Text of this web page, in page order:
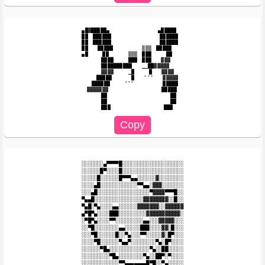
▄█▓█████▄　　　　　　　　　　▄█████
██　　█████　　　　　　▒▒▒　█████
▄█　　　██　　　　▒▒▒　███　　　██
████　　　███　███　　▓▓▓
██████████　　__██▓▓▓▓▓
▓▓▓▓　　　_█　　　█　　▓▓▓▓
█████　　　　█　　¯¯¯　　▓▓▓▓▓
██████　　　¯¯¯　　　　　　█████
▓▓▓▓▓▓▓　　　　　　　　　　　█████
░░░░░░░▄▀▀▀▀█░░░░░░░░░░░░░░░░░░░░
░░░░░░█▀░░░░█░░░░░░░░░░░░░░░░░░░░
░░░░░█░░░░░░█▀▀▀▄▄░░░░░░▓░░░░░░░░
░░░░▄█░░░░░░░░░░░░▀▀▄▄░▓▓▓░░░░░░░
░░░▄█░░░░░░░░░░░░░░░░░▀▓▓▓▓▀▀▀█░░
▀▄▄█░░░░░░░░░░░░░░░░▓▓▓▓▓▓▓▓░░█░░
▀▄█░▀▄░░░░▄▄░░░░░░▓▓▓▓▓▓▓░░▓▓▓▓▓▓
▄▀█▀▄░░░░███░░░░░░░░░▓▓▓▓▓▓▓▓▓▓▓░
░▀█▀▄░░░░▀▀░░░░░░░░░▄▄░░░▓▓▓▓▓░░░
░░▀█░░░░░░░░▄▄░░░░░███░░░░▓▓░█░░░
░░░▀█░░░░░░█░░▀▄░░░▀▀░░░░░▓░█▀░░░
░░░░▀█░░░░░░▀▄▄▀░░░░░░░░▀▄░█▀░░░░
░░░░░░▀█▄░░░░░░░░░░░░░▀▄░░██░░░░░
░░░░░░░░░▀█▄░░░░░░░░▀▄░░██▀░▀░░░░
░░░░░░░░░░░░▀▀▄▄▄▄▄▄▄█▀█░░▀▄░░░░░